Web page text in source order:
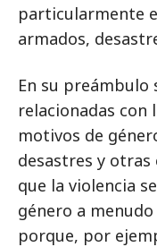
particularmente
armados,
En su preámbulo
relacionadas con
motivos de
desastres y otras
que la violencia
género a
porque, por